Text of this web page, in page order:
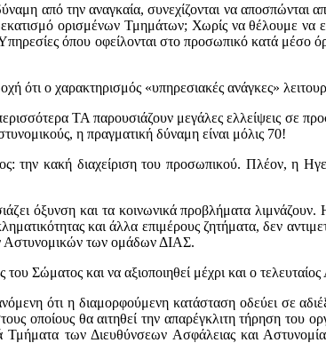
από την αναγκαία, συνεχίζονται να
ορισμένων Τμημάτων; Χωρίς να θέλουμε
όπου οφείλονται στο προσωπικό κατά μέσο
ότι ο χαρακτηρισμός «υπηρεσιακές ανάγκες»
ΤΑ παρουσιάζουν μεγάλες ελλείψεις σε
η πραγματική δύναμη είναι μόλις 70!
την κακή διαχείριση του προσωπικού. Πλέον, η
όξυνση και τα κοινωνικά προβλήματα
και άλλα επιμέρους ζητήματα, δεν
Αστυνομικών των ομάδων ΔΙΑΣ.
Σώματος και να αξιοποιηθεί μέχρι και ο
ότι η διαμορφούμενη κατάσταση οδεύει σε
οποίους θα αιτηθεί την απαρέγκλιτη τήρηση
των Διευθύνσεων Ασφάλειας και